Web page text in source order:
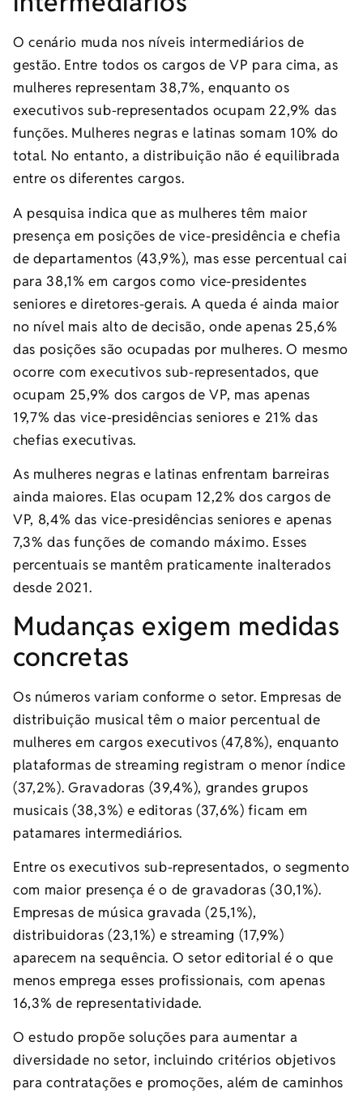
O cenário muda nos níveis intermediários de
gestão. Entre todos os cargos de VP para cima, as
mulheres representam 38,7%, enquanto os
executivos sub-representados ocupam 22,9% das
funções. Mulheres negras e latinas somam 10% do
total. No entanto, a distribuição não é equilibrada
entre os diferentes cargos.
A pesquisa indica que as mulheres têm maior
presença em posições de vice-presidência e chefia
de departamentos (43,9%), mas esse percentual cai
para 38,1% em cargos como vice-presidentes
seniores e diretores-gerais. A queda é ainda maior
no nível mais alto de decisão, onde apenas 25,6%
das posições são ocupadas por mulheres. O mesmo
ocorre com executivos sub-representados, que
ocupam 25,9% dos cargos de VP, mas apenas
19,7% das vice-presidências seniores e 21% das
chefias executivas.
As mulheres negras e latinas enfrentam barreiras
ainda maiores. Elas ocupam 12,2% dos cargos de
VP, 8,4% das vice-presidências seniores e apenas
7,3% das funções de comando máximo. Esses
percentuais se mantêm praticamente inalterados
desde 2021.
Mudanças exigem medidas
concretas
Os números variam conforme o setor. Empresas de
distribuição musical têm o maior percentual de
mulheres em cargos executivos (47,8%), enquanto
plataformas de streaming registram o menor índice
(37,2%). Gravadoras (39,4%), grandes grupos
musicais (38,3%) e editoras (37,6%) ficam em
patamares intermediários.
Entre os executivos sub-representados, o segmento
com maior presença é o de gravadoras (30,1%).
Empresas de música gravada (25,1%),
distribuidoras (23,1%) e streaming (17,9%)
aparecem na sequência. O setor editorial é o que
menos emprega esses profissionais, com apenas
16,3% de representatividade.
O estudo propõe soluções para aumentar a
diversidade no setor, incluindo critérios objetivos
para contratações e promoções, além de caminhos